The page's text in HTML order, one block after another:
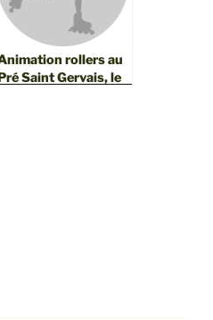
rollers au
Saint Gervais, le